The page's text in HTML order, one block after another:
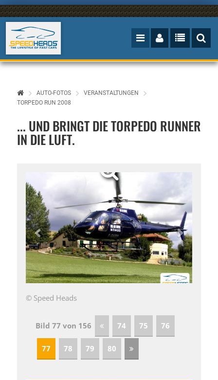
AUTO-FOTOS
VERANSTALTUNGEN
TORPEDO RUN 2008
... UND BRINGT DIE TORPEDO RUNNER
IN DIE LUFT.
© Speed Heads
Bild 77 von 156 74 75 76
77 78 79 80